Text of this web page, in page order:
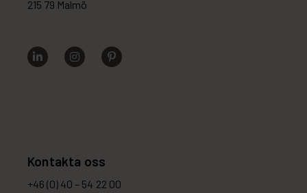
Kontakta oss
+46 (0) 40 – 54 22 00
215 79 Malmö